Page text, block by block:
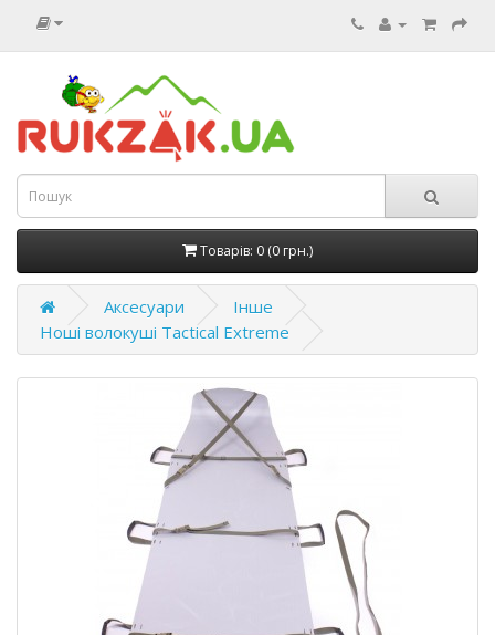
Товарів: 0 (0 грн.)
Аксесуари
Інше
Ноші волокуші Tactical Extreme